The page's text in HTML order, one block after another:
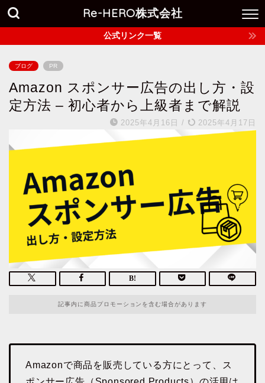
Re-HERO株式会社
公式リンク一覧
ブログ PR
Amazon スポンサー広告の出し方・設
定方法 – 初心者から上級者まで解説
2025年4月16日 / 2025年4月17日
記事内に商品プロモーションを含む場合があります
Amazonで商品を販売している方にとって、ス